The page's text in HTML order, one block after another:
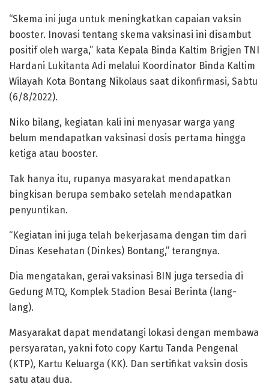
“Skema ini juga untuk meningkatkan capaian vaksin
booster. Inovasi tentang skema vaksinasi ini disambut
positif oleh warga,” kata Kepala Binda Kaltim Brigjen TNI
Hardani Lukitanta Adi melalui Koordinator Binda Kaltim
Wilayah Kota Bontang Nikolaus saat dikonfirmasi, Sabtu
(6/8/2022).
Niko bilang, kegiatan kali ini menyasar warga yang
belum mendapatkan vaksinasi dosis pertama hingga
ketiga atau booster.
Tak hanya itu, rupanya masyarakat mendapatkan
bingkisan berupa sembako setelah mendapatkan
penyuntikan.
“Kegiatan ini juga telah bekerjasama dengan tim dari
Dinas Kesehatan (Dinkes) Bontang,” terangnya.
Dia mengatakan, gerai vaksinasi BIN juga tersedia di
Gedung MTQ, Komplek Stadion Besai Berinta (lang-
lang).
Masyarakat dapat mendatangi lokasi dengan membawa
persyaratan, yakni foto copy Kartu Tanda Pengenal
(KTP), Kartu Keluarga (KK). Dan sertifikat vaksin dosis
satu atau dua.